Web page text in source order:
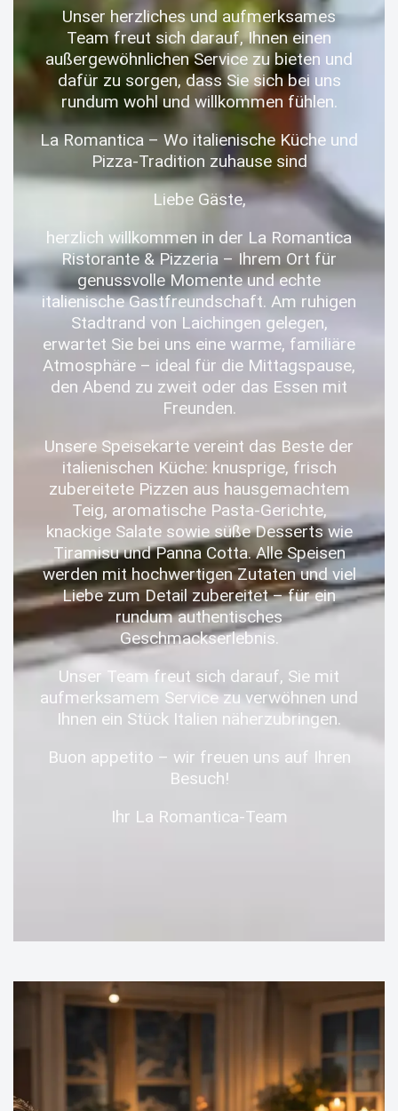
Unser herzliches und aufmerksames
Team freut sich darauf, Ihnen einen
außergewöhnlichen Service zu bieten und
dafür zu sorgen, dass Sie sich bei uns
rundum wohl und willkommen fühlen.
La Romantica – Wo italienische Küche und
Pizza-Tradition zuhause sind
Liebe Gäste,
herzlich willkommen in der La Romantica
Ristorante & Pizzeria – Ihrem Ort für
genussvolle Momente und echte
italienische Gastfreundschaft. Am ruhigen
Stadtrand von Laichingen gelegen,
erwartet Sie bei uns eine warme, familiäre
Atmosphäre – ideal für die Mittagspause,
den Abend zu zweit oder das Essen mit
Freunden.
Unsere Speisekarte vereint das Beste der
italienischen Küche: knusprige, frisch
zubereitete Pizzen aus hausgemachtem
Teig, aromatische Pasta-Gerichte,
knackige Salate sowie süße Desserts wie
Tiramisu und Panna Cotta. Alle Speisen
werden mit hochwertigen Zutaten und viel
Liebe zum Detail zubereitet – für ein
rundum authentisches
Geschmackserlebnis.
Unser Team freut sich darauf, Sie mit
aufmerksamem Service zu verwöhnen und
Ihnen ein Stück Italien näherzubringen.
Buon appetito – wir freuen uns auf Ihren
Besuch!
Ihr La Romantica-Team